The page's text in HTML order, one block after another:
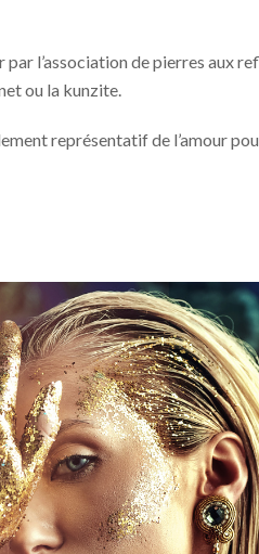
par l’association de pierres aux
ou la kunzite.
représentatif de l’amour